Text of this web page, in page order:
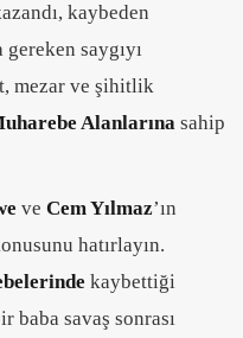
kaybeden
saygıyı
mezar ve şihitlik
Alanlarına sahip
ve Cem Yılmaz’ın
hatırlayın.
kaybettiği
baba savaş sonrası